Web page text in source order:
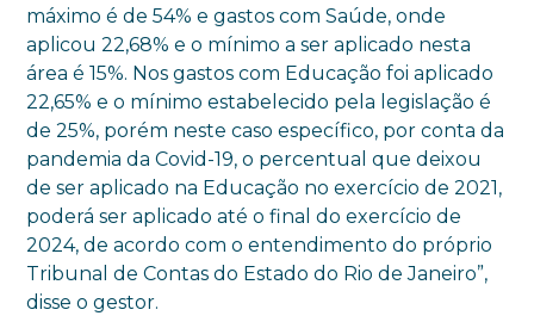
máximo é de 54% e gastos com Saúde, onde
aplicou 22,68% e o mínimo a ser aplicado nesta
área é 15%. Nos gastos com Educação foi aplicado
22,65% e o mínimo estabelecido pela legislação é
de 25%, porém neste caso específico, por conta da
pandemia da Covid-19, o percentual que deixou
de ser aplicado na Educação no exercício de 2021,
poderá ser aplicado até o final do exercício de
2024, de acordo com o entendimento do próprio
Tribunal de Contas do Estado do Rio de Janeiro”,
disse o gestor.